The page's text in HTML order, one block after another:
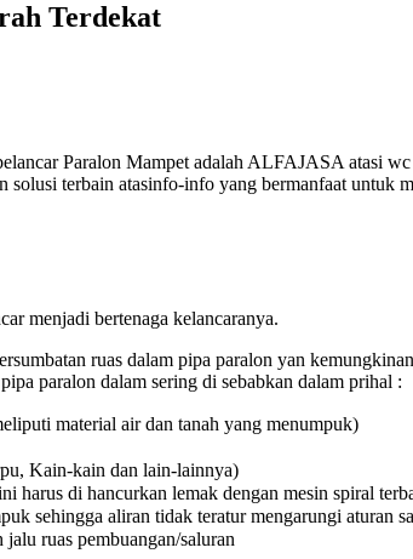
Terdekat
Paralon Mampet adalah ALFAJASA atasi
terbain atasinfo-info yang bermanfaat untuk
menjadi bertenaga kelancaranya.
ruas dalam pipa paralon yan
paralon dalam sering di sebabkan dalam prihal :
material air dan tanah yang menumpuk)
Kain-kain dan lain-lainnya)
harus di hancurkan lemak dengan mesin spiral
sehingga aliran tidak teratur mengarungi aturan
ruas pembuangan/saluran